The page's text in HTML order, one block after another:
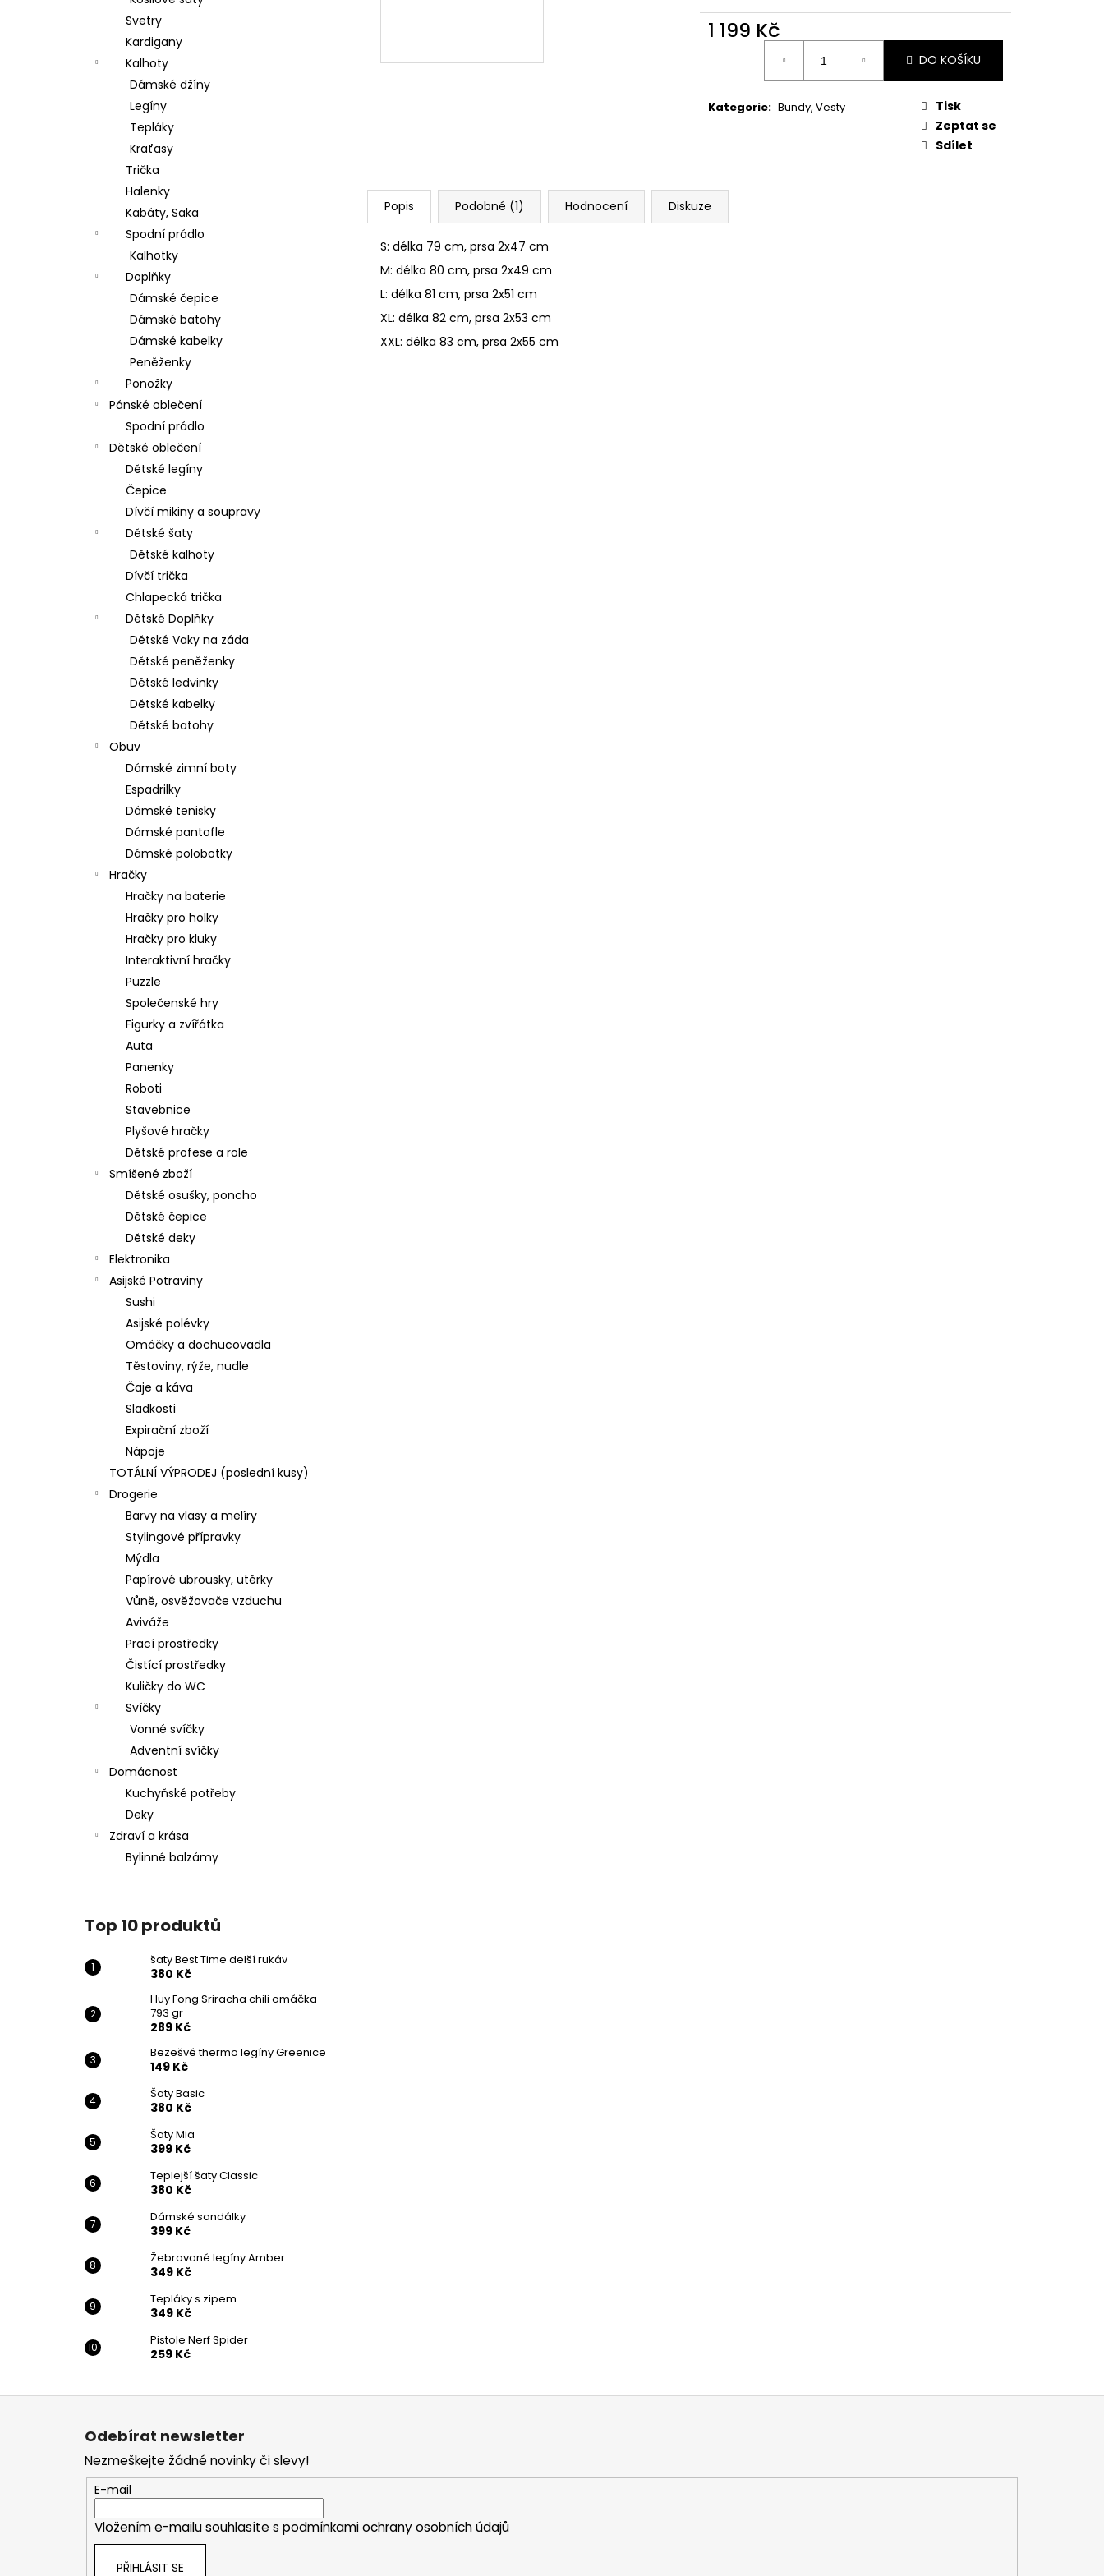
Svetry
Kardigany
Kalhoty
Dámské džíny
Legíny
Tepláky
Kraťasy
Trička
Halenky
Kabáty, Saka
Spodní prádlo
Kalhotky
Doplňky
Dámské čepice
Dámské batohy
Dámské kabelky
Peněženky
Ponožky
Pánské oblečení
Spodní prádlo
Dětské oblečení
Dětské legíny
Čepice
Dívčí mikiny a soupravy
Dětské šaty
Dětské kalhoty
Dívčí trička
Chlapecká trička
Dětské Doplňky
Dětské Vaky na záda
Dětské peněženky
Dětské ledvinky
Dětské kabelky
Dětské batohy
Obuv
Dámské zimní boty
Espadrilky
Dámské tenisky
Dámské pantofle
Dámské polobotky
Hračky
Hračky na baterie
Hračky pro holky
Hračky pro kluky
Interaktivní hračky
Puzzle
Společenské hry
Figurky a zvířátka
Auta
Panenky
Roboti
Stavebnice
Plyšové hračky
Dětské profese a role
Smíšené zboží
Dětské osušky, poncho
Dětské čepice
Dětské deky
Elektronika
Asijské Potraviny
Sushi
Asijské polévky
Omáčky a dochucovadla
Těstoviny, rýže, nudle
Čaje a káva
Sladkosti
Expirační zboží
Nápoje
TOTÁLNÍ VÝPRODEJ (poslední kusy)
Drogerie
Barvy na vlasy a melíry
Stylingové přípravky
Mýdla
Papírové ubrousky, utěrky
Vůně, osvěžovače vzduchu
Aviváže
Prací prostředky
Čistící prostředky
Kuličky do WC
Svíčky
Vonné svíčky
Adventní svíčky
Domácnost
Kuchyňské potřeby
Deky
Zdraví a krása
Bylinné balzámy
Top 10 produktů
šaty Best Time delší rukáv
380 Kč
Huy Fong Sriracha chili omáčka
793 gr
289 Kč
Bezešvé thermo legíny Greenice
149 Kč
Šaty Basic
380 Kč
Šaty Mia
399 Kč
Teplejší šaty Classic
380 Kč
Dámské sandálky
399 Kč
Žebrované legíny Amber
349 Kč
Tepláky s zipem
349 Kč
Pistole Nerf Spider
259 Kč
1 199 Kč
DO KOŠÍKU
Kategorie: Bundy, Vesty
Tisk
Zeptat se
Sdílet
Popis Podobné (1) Hodnocení Diskuze
S: délka 79 cm, prsa 2x47 cm
M: délka 80 cm, prsa 2x49 cm
L: délka 81 cm, prsa 2x51 cm
XL: délka 82 cm, prsa 2x53 cm
XXL: délka 83 cm, prsa 2x55 cm
ŠATY BEST TIME DELŠÍ RUKÁV
380 Kč
Původně:699 Kč 249 Kč
Z
Odebírat newsletter
Nezmeškejte žádné novinky či slevy!
E-mail
Vložením e-mailu souhlasíte s podmínkami ochrany osobních údajů
PŘIHLÁSIT SE